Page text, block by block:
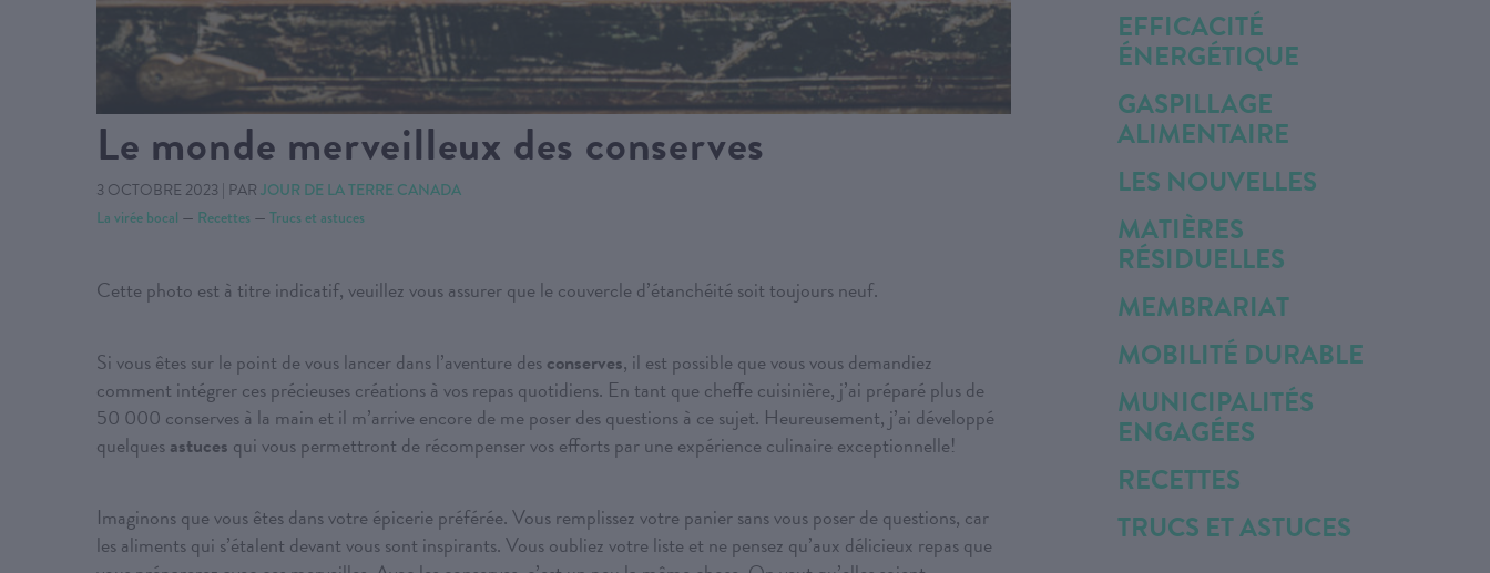
Le monde merveilleux des conserves
3 OCTOBRE 2023 | PAR JOUR DE LA TERRE CANADA
La virée bocal — Recettes — Trucs et astuces
Cette photo est à titre indicatif, veuillez vous assurer que le couvercle d’étanchéité soit toujours neuf.
Si vous êtes sur le point de vous lancer dans l’aventure desconserves, il est possible que vous vous demandiez
comment intégrer ces précieuses créations à vos repas quotidiens. En tant que cheffe cuisinière, j’ai préparé plus de
50 000 conserves à la main et il m’arrive encore de me poser des questions à ce sujet. Heureusement, j’ai développé
quelquesastuces qui vous permettront de récompenser vos efforts par une expérience culinaire exceptionnelle!
Imaginons que vous êtes dans votre épicerie préférée. Vous remplissez votre panier sans vous poser de questions, car
les aliments qui s’étalent devant vous sont inspirants. Vous oubliez votre liste et ne pensez qu’aux délicieux repas que
EFFICACITÉ
ÉNERGÉTIQUE
GASPILLAGE
ALIMENTAIRE
LES NOUVELLES
MATIÈRES
RÉSIDUELLES
MEMBRARIAT
MOBILITÉ DURABLE
MUNICIPALITÉS
ENGAGÉES
RECETTES
TRUCS ET ASTUCES